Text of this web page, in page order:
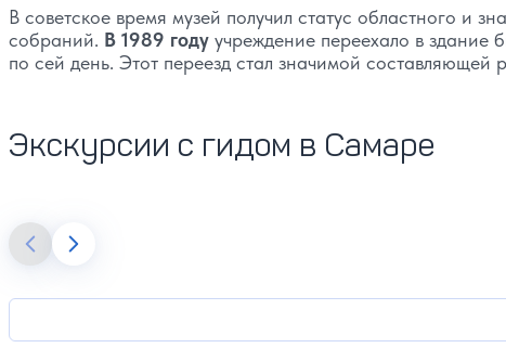
В советское время музей получил статус областного и
собраний. В 1989 году учреждение переехало в здание
по сей день. Этот переезд стал значимой составляющей
Экскурсии с гидом в Самаре